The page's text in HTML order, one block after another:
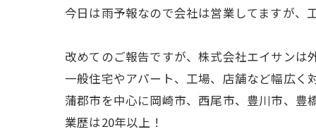
今日は雨予報なので会社は営業してますが、
改めてのご報告ですが、株式会社エイサン
一般住宅やアパート、工場、店舗など幅広く
蒲郡市を中心に岡崎市、西尾市、豊川市、豊
業歴は20年以上！